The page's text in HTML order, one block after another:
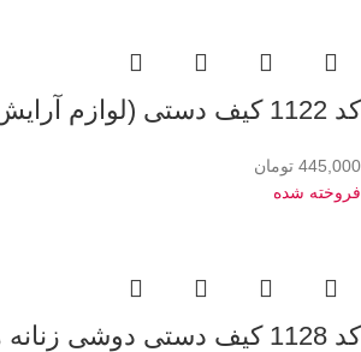
کد 1122 کیف دستی (لوازم آرایش) طرح برند
445,000 تومان
فروخته شده
کد 1128 کیف دستی دوشی زنانه هرمس hermes